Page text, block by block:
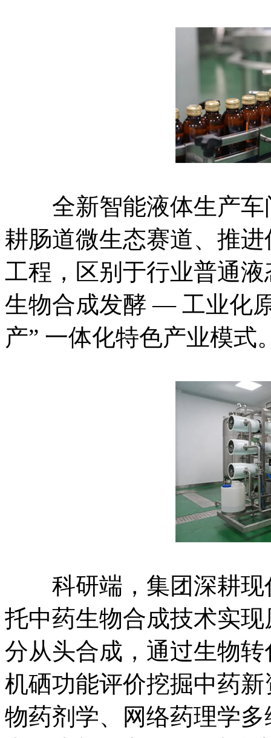
全新智能液体生产车
耕肠道微生态赛道、推
工程，区别于行业普通
生物合成发酵 — 工业化
产” 一体化特色产业模式
科研端，集团深耕现
托中药生物合成技术实
分从头合成，通过生物
机硒功能评价挖掘中药
物药剂学、网络药理学